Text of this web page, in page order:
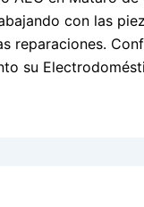
con las
reparaciones.
su